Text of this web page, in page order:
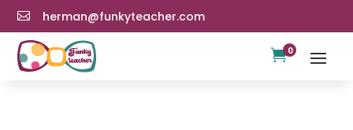
 herman@funkyteacher.com
0